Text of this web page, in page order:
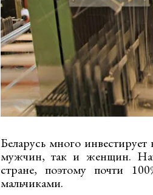
Беларусь много инвестирует
мужчин, так и женщин.
стране, поэтому почти
мальчиками.